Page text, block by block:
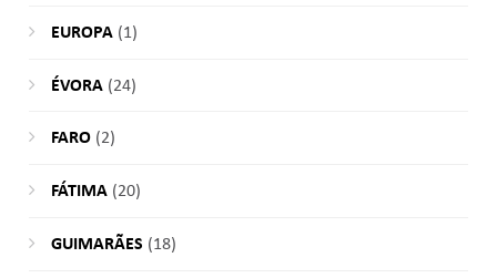
EUROPA(1)
ÉVORA(24)
FARO(2)
FÁTIMA(20)
GUIMARÃES (18)